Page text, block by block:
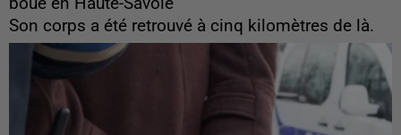
boue en Haute-Savoie
Son corps a été retrouvé à cinq kilomètres de là.